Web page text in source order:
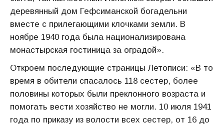
деревянный дом Гефсиманской богадельни
вместе с прилегающими клочками земли. В
ноябре 1940 года была национализирована
монастырская гостиница за оградой».
Откроем последующие страницы Летописи: «В то
время в обители спасалось 118 сестер, более
половины которых были преклонного возраста и
помогать вести хозяйство не могли. 10 июля 1941
года по приказу из волости всех сестер, от 16 до